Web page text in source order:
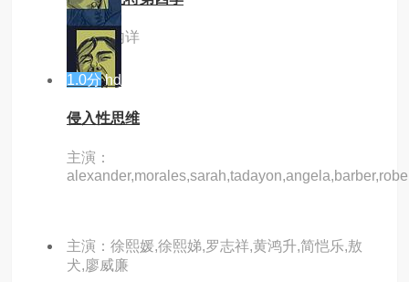
主演：内详
1.0分 hd
侵入性思维
主演：
主演：徐熙媛,徐熙娣,罗志祥,黄鸿升,简恺乐,敖
犬,廖威廉